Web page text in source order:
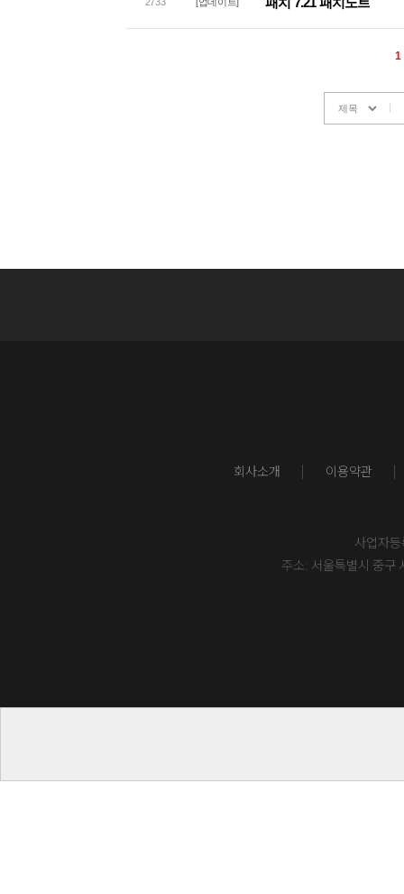
1
회사소개 이용약관
사업자
주소: 서울특별시 중구